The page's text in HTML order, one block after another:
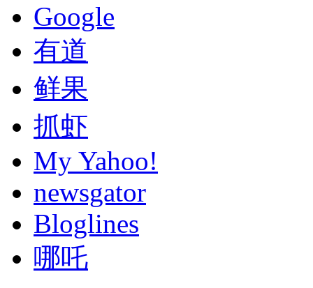
Google
有道
鲜果
抓虾
My Yahoo!
newsgator
Bloglines
哪吒